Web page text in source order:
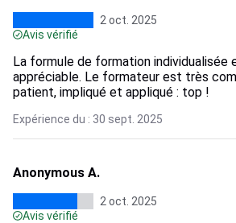
2 oct. 2025
Avis vérifié
La formule de formation
appréciable. Le formateur est très
patient, impliqué et appliqué : top !
Expérience du : 30 sept. 2025
Anonymous A.
2 oct. 2025
Avis vérifié